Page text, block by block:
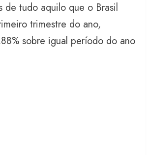
de tudo aquilo que o Brasil
trimestre do ano,
sobre igual período do ano